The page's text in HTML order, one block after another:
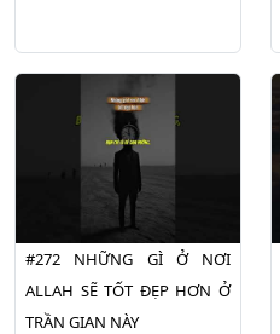
#272 NHỮNG GÌ Ở NƠI
ALLAH SẼ TỐT ĐẸP HƠN Ở
TRẦN GIAN NÀY